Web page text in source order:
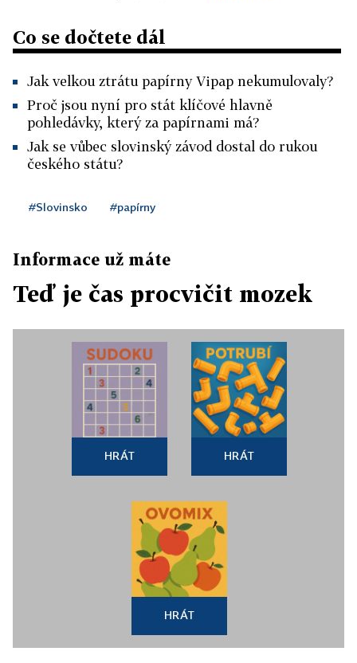
Co se dočtete dál
Jak velkou ztrátu papírny Vipap nekumulovaly?
Proč jsou nyní pro stát klíčové hlavně
pohledávky, který za papírnami má?
Jak se vůbec slovinský závod dostal do rukou
českého státu?
#Slovinsko #papírny
Informace už máte
Teď je čas procvičit mozek
HRÁT HRÁT
HRÁT